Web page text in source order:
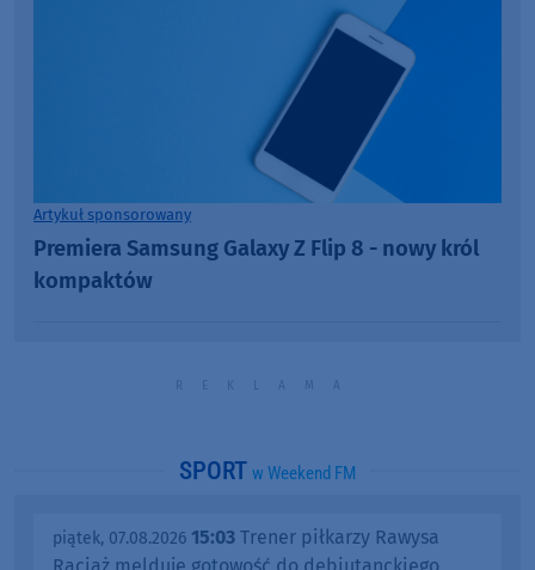
Artykuł sponsorowany
Premiera Samsung Galaxy Z Flip 8 - nowy król
kompaktów
SPORT w Weekend FM
piątek, 07.08.2026 15:03 Trener piłkarzy Rawysa